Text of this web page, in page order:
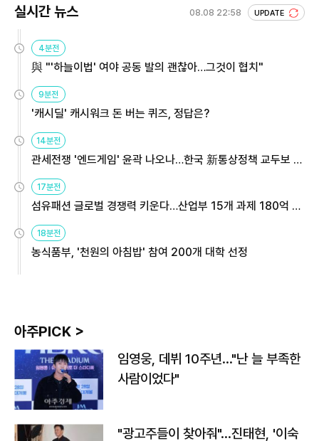
실시간 뉴스 08.08 22:58 UPDATE
4분전
與 "'하늘이법' 여야 공동 발의 괜찮아…그것이 협치"
9분전
'캐시딜' 캐시워크 돈 버는 퀴즈, 정답은?
14분전
관세전쟁 '엔드게임' 윤곽 나오나…한국 新통상정책 교두보 활
용해야
17분전
섬유패션 글로벌 경쟁력 키운다…산업부 15개 과제 180억 지
원
18분전
농식품부, '천원의 아침밥' 참여 200개 대학 선정
아주PICK >
임영웅, 데뷔 10주년…"난 늘 부족한
사람이었다"
"광고주들이 찾아줘"…진태현, '이숙